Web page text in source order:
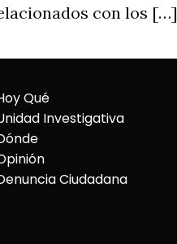
con los […]
Qué
Investigativa
Ciudadana